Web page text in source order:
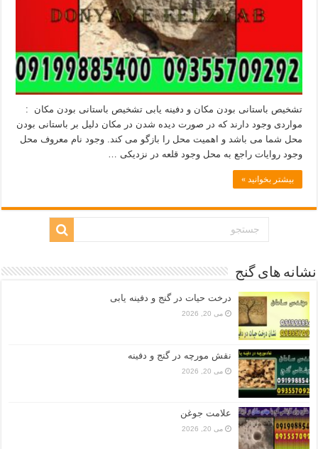
تشخیص باستانی بودن مکان و دفینه یابی تشخیص باستانی بودن مکان :
مواردی وجود دارند که در صورت دیده شدن در مکان دلیل بر باستانی بودن
محل شما می باشد و اهمیت محل را بازگو می کند. وجود نام معروف محل
وجود روایات راجع به محل وجود قلعه در نزدیکی …
بیشتر بخوانید »
نشانه های گنج
درخت حیات در گنج و دفینه یابی
می 20, 2026
نقش مورچه در گنج و دفینه
می 20, 2026
علامت جوغن
می 20, 2026